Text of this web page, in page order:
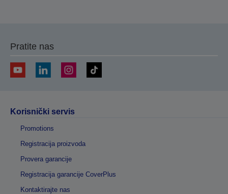
Pratite nas
Korisnički servis
Promotions
Registracija proizvoda
Provera garancije
Registracija garancije CoverPlus
Kontaktirajte nas